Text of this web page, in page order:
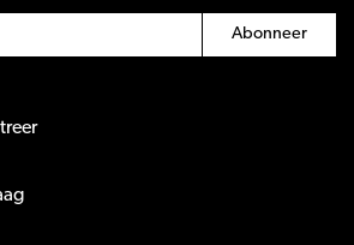
Abonneer